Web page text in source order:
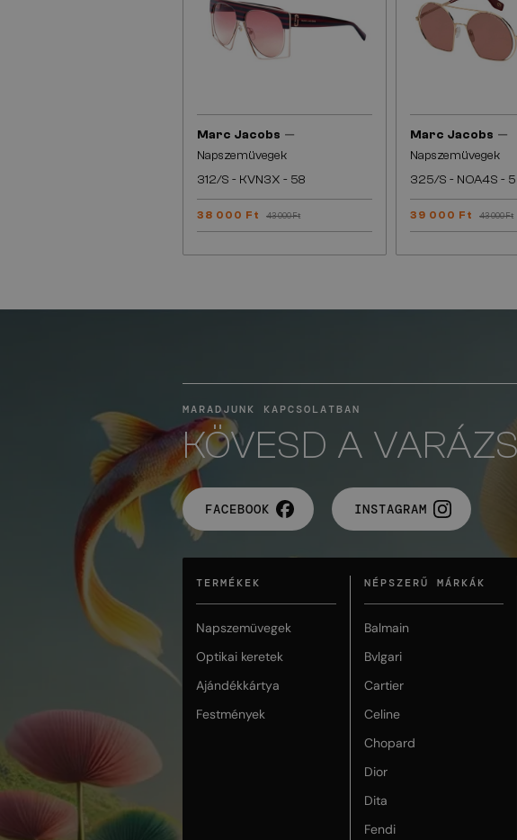
Marc Jacobs —
Napszemüvegek
312/S - KVN3X - 58
38 000 Ft 43 000 Ft
Marc Jacobs —
Napszemüvegek
325/S - NOA4S -
39 000 Ft 43 000 Ft
MARADJUNK KAPCSOLATBAN
KÖVESD A
FACEBOOK INSTAGRAM
TERMÉKEK
Napszemüvegek
Optikai keretek
Ajándékkártya
Festmények
NÉPSZERŰ MÁRKÁK
Balmain
Bvlgari
Cartier
Celine
Chopard
Dior
Dita
Fendi